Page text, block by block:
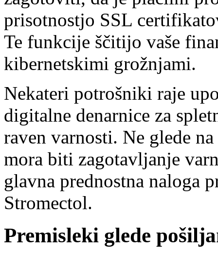
prisotnostjo SSL
Te funkcije ščitijo vaše
kibernetskimi grožnjami.
Nekateri potrošniki raje
digitalne denarnice za
raven varnosti. Ne glede
mora biti zagotavljanje
glavna prednostna naloga
Stromectol.
Premisleki glede